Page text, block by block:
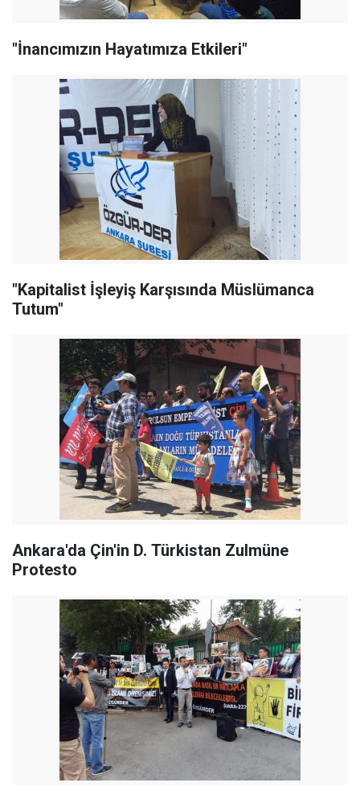
"İnancımızın Hayatımıza Etkileri"
"Kapitalist İşleyiş Karşısında Müslümanca
Tutum"
Ankara'da Çin'in D. Türkistan Zulmüne
Protesto